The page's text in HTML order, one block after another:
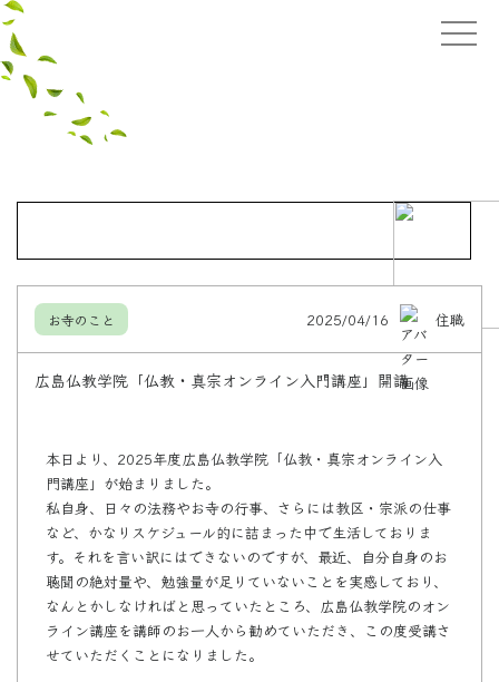
お寺のこと 2025/04/16 住職
広島仏教学院「仏教・真宗オンライン入門講座」開講
本日より、2025年度広島仏教学院「仏教・真宗オンライン入
門講座」が始まりました。
私自身、日々の法務やお寺の行事、さらには教区・宗派の仕事
など、かなりスケジュール的に詰まった中で生活しておりま
す。それを言い訳にはできないのですが、最近、自分自身のお
聴聞の絶対量や、勉強量が足りていないことを実感しており、
なんとかしなければと思っていたところ、広島仏教学院のオン
ライン講座を講師のお一人から勧めていただき、この度受講さ
せていただくことになりました。